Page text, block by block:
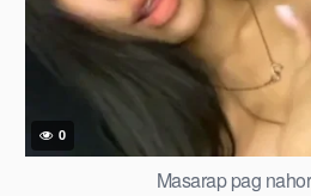
0
Masarap pag